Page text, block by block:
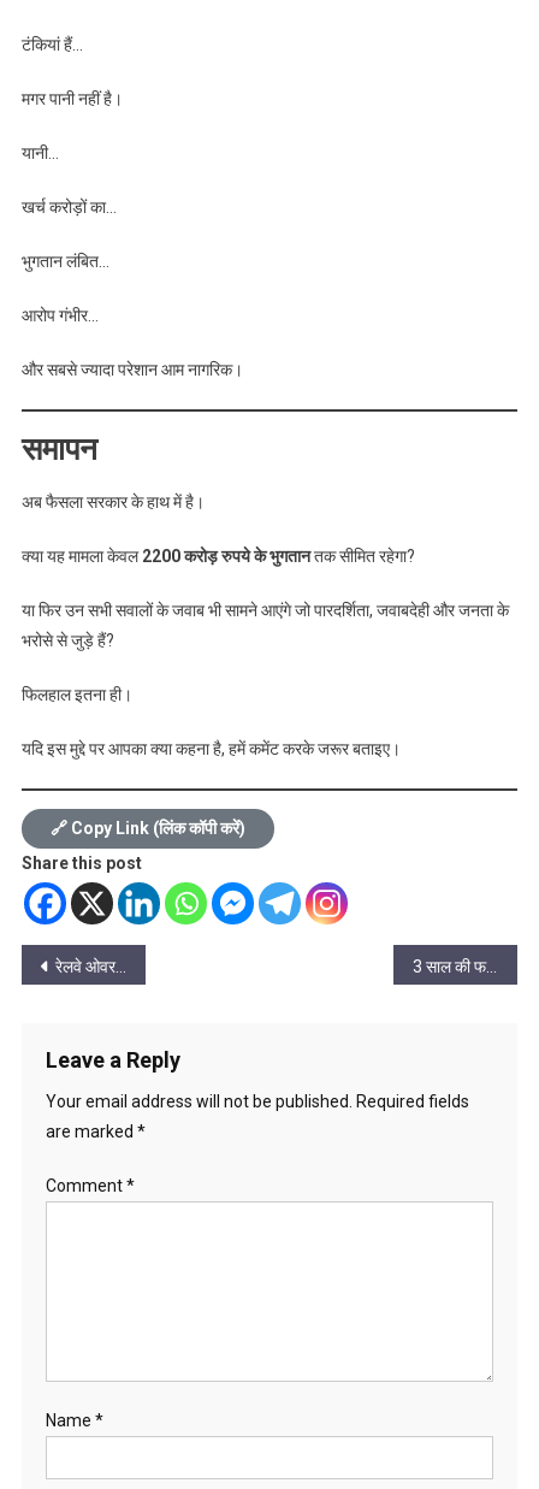
टंकियां हैं…
मगर पानी नहीं है।
यानी…
खर्च करोड़ों का…
भुगतान लंबित…
आरोप गंभीर…
और सबसे ज्यादा परेशान आम नागरिक।
समापन
अब फैसला सरकार के हाथ में है।
क्या यह मामला केवल2200 करोड़ रुपये के भुगतानतक सीमित रहेगा?
या फिर उन सभी सवालों के जवाब भी सामने आएंगे जो पारदर्शिता, जवाबदेही और जनता के
भरोसे से जुड़े हैं?
फिलहाल इतना ही।
यदि इस मुद्दे पर आपका क्या कहना है, हमें कमेंट करके जरूर बताइए।
🔗 Copy Link (लिंक कॉपी करें)
Share this post
Post
रेलवे ओवरब्रिज और अंडरब्रिज परियोजनाओं में आएगी तेजी, पीडब्ल्यूडी सचिव ने दिए सख्त निर्देश 3 साल की फरारी खत्म… कांग्रेस के पूर्व प्रदेश कोषाध्यक्ष रामगोपाल अग्रवाल ने EOW के सामने सरेंडर कर दिया!
Leave a Reply
Your email address will not be published.
Required fields
are marked *
Comment*
Name *